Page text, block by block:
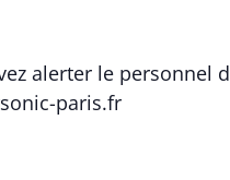
alerter le personnel
paris.fr